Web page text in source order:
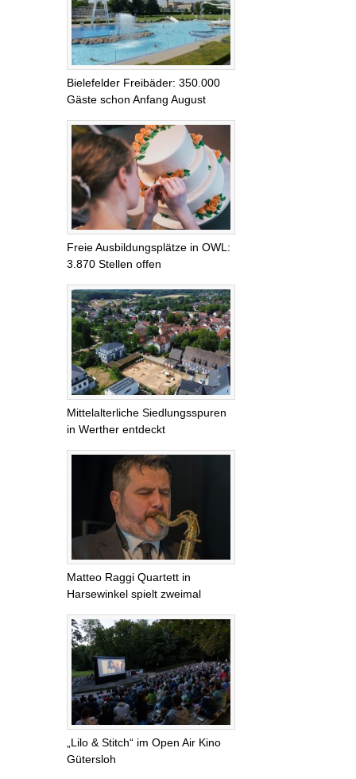
Bielefelder Freibäder: 350.000
Gäste schon Anfang August
Freie Ausbildungsplätze in OWL:
3.870 Stellen offen
Mittelalterliche Siedlungsspuren
in Werther entdeckt
Matteo Raggi Quartett in
Harsewinkel spielt zweimal
„Lilo & Stitch“ im Open Air Kino
Gütersloh